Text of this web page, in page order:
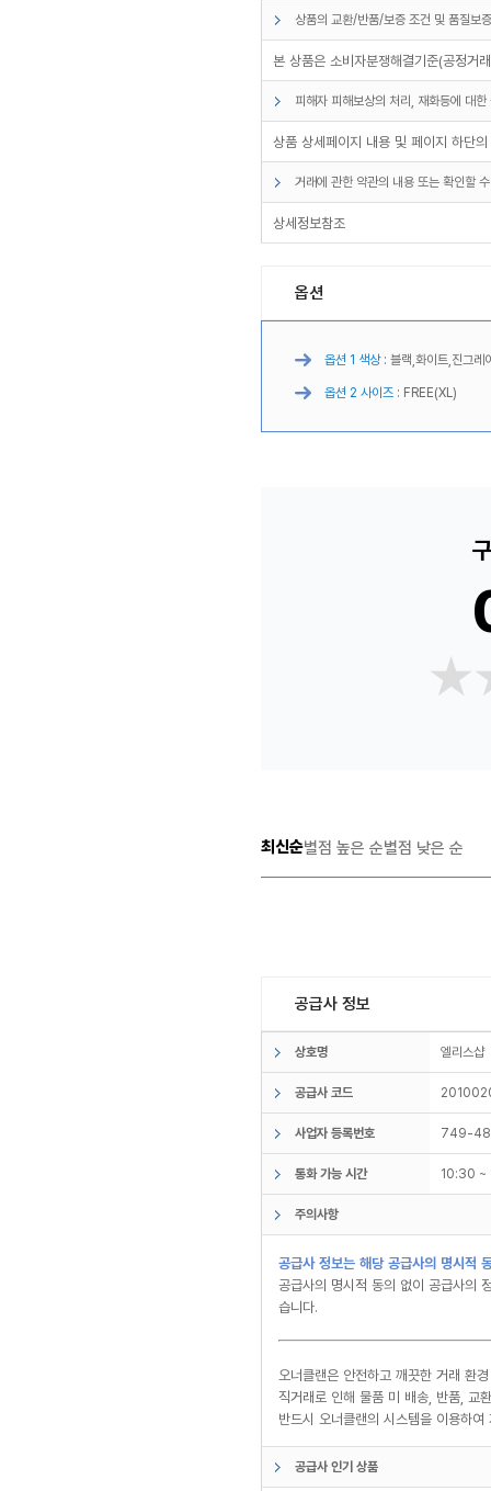
상품의 교환/반품/보증 조건 및 품질보
본 상품은 소비자분쟁해결기준(공정거
피해자 피해보상의 처리, 재화등에 대
상품 상세페이지 내용 및 페이지 하단
거래에 관한 약관의 내용 또는 확인할
상세정보참조
옵션
옵션 1 색상 : 블랙,화이트,진그레
옵션 2 사이즈 : FREE(XL)
최신순별점 높은 순별점 낮은 순
공급사 정보
상호명 엘리스
공급사 코드
사업자 등록번호 749-
통화 가능 시간 10:30
주의사항
공급사 정보는 해당 공급사의 명시적
공급사의 명시적 동의 없이 공급사의
습니다.
오너클랜은 안전하고 깨끗한 거래 환
직거래로 인해 물품 미 배송, 반품, 교
반드시 오너클랜의 시스템을 이용하
공급사 인기 상품